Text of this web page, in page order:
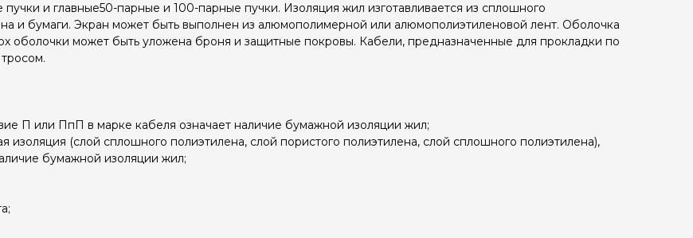
и главные50-парные и 100-парные пучки. Изоляция жил изготавливается из сплошного
и бумаги. Экран может быть выполнен из алюмополимерной или алюмополиэтиленовой лент. Оболочка
оболочки может быть уложена броня и защитные покровы. Кабели, предназначенные для прокладки по
П или ПпП в марке кабеля означает наличие бумажной изоляции жил;
(слой сплошного полиэтилена, слой пористого полиэтилена, слой сплошного полиэтилена),
бумажной изоляции жил;